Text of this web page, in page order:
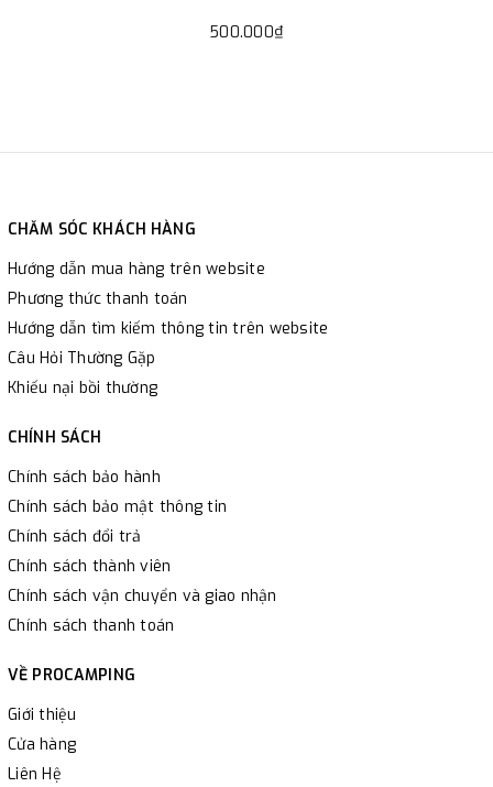
500.000₫
CHĂM SÓC KHÁCH HÀNG
Hướng dẫn mua hàng trên website
Phương thức thanh toán
Hướng dẫn tìm kiếm thông tin trên website
Câu Hỏi Thường Gặp
Khiếu nại bồi thường
CHÍNH SÁCH
Chính sách bảo hành
Chính sách bảo mật thông tin
Chính sách đổi trả
Chính sách thành viên
Chính sách vận chuyển và giao nhận
Chính sách thanh toán
VỀ PROCAMPING
Giới thiệu
Cửa hàng
Liên Hệ